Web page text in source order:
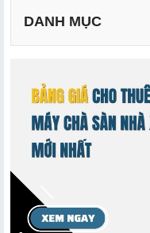
DANH MỤC
a. Máy lau sàn mini
b. Máy đánh sàn đơn